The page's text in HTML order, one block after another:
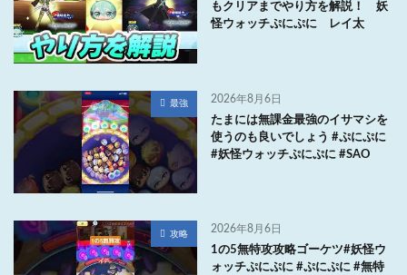
もクリアまでやり方を解説！ 妖
怪ウォッチぷにぷに レイ太
最強 2026年8月6日
たまには無課金最強のイサマシを
使うのも良いでしょう #ぷにぷに
#妖怪ウォッチぷにぷに #SAO
攻略 2026年8月6日
1の5無特攻攻略ゴーケツ#妖怪ウ
ォッチぷにぷに #ぷにぷに #無特